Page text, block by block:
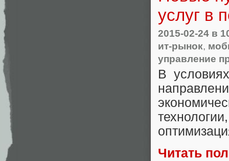
услуг в
2015-02-24 в
ит-рынок,
управление
В
Читать